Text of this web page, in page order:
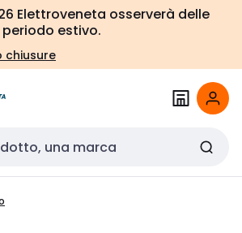
Elettroveneta osserverà delle
estivo.
chiusure